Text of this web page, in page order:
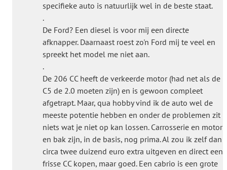
specifieke auto is natuurlijk wel in de beste staat.
.
De Ford? Een diesel is voor mij een directe
afknapper. Daarnaast roest zo'n Ford mij te veel en
spreekt het model me niet aan.
.
De 206 CC heeft de verkeerde motor (had net als de
C5 de 2.0 moeten zijn) en is gewoon compleet
afgetrapt. Maar, qua hobby vind ik de auto wel de
meeste potentie hebben en onder de problemen zit
niets wat je niet op kan lossen. Carrosserie en motor
en bak zijn, in de basis, nog prima. Al zou ik zelf dan
circa twee duizend euro extra uitgeven en direct een
frisse CC kopen, maar goed. Een cabrio is een grote